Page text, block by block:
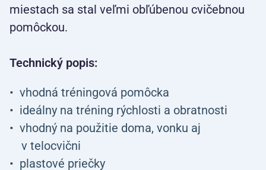
miestach sa stal veľmi obľúbenou cvičebnou
pomôckou.
Technický popis:
vhodná tréningová pomôcka
ideálny na tréning rýchlosti a obratnosti
vhodný na použitie doma, vonku aj
v telocvični
plastové priečky